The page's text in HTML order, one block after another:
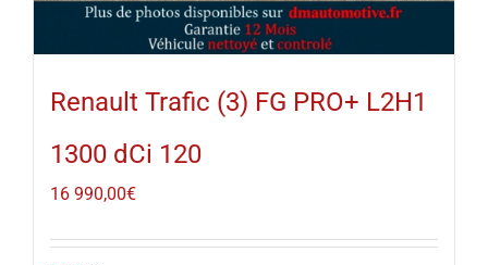
Renault Trafic (3) FG PRO+ L2H1
1300 dCi 120
16 990,00€